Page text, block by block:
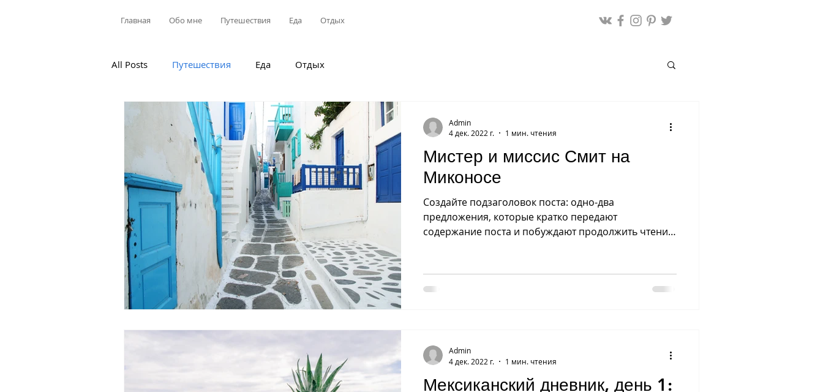
Главная Обо мне Путешествия Еда Отдых
All Posts Путешествия Еда Отдых
Мистер и миссис Смит на
Миконосе
Создайте подзаголовок поста: одно-два
предложения, которые кратко передают
содержание поста и побуждают продолжить чтение.
Admin
4 дек. 2022 г.
1 мин. чтения
Мексиканский дневник, день 1:
Admin
4 дек. 2022 г.
1 мин. чтения